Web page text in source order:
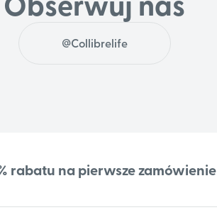
@Collibrelife
rabatu na pierwsze zamówienie